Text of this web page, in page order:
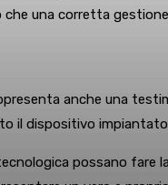
una corretta
anche una
il dispositivo
possano